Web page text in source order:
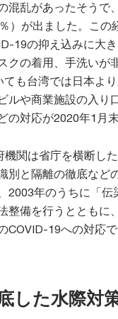
混乱があったそうで
）が出ました。この
19の抑え込みに大
クの着用、手洗いが
も台湾では日本よ
ルや商業施設の入り
の対応が2020年1月
機関は省庁を横断し
別と隔離の徹底な
2003年のうちに「
整備を行うとともに
COVID-19への対応
した水際対